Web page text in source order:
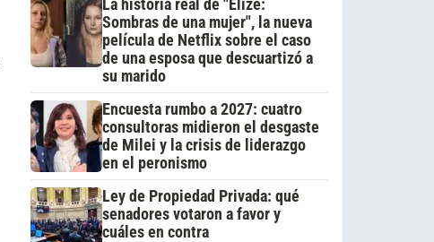
La historia real de "Elize:
Sombras de una mujer", la nueva
película de Netflix sobre el caso
de una esposa que descuartizó a
su marido
Encuesta rumbo a 2027: cuatro
consultoras midieron el desgaste
de Milei y la crisis de liderazgo
en el peronismo
Ley de Propiedad Privada: qué
senadores votaron a favor y
cuáles en contra